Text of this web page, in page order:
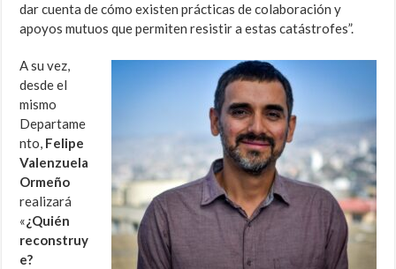
dar cuenta de cómo existen prácticas de colaboración y
apoyos mutuos que permiten resistir a estas catástrofes”.
A su vez,
desde el
mismo
Departame
nto, Felipe
Valenzuela
Ormeño
realizará
«¿Quién
reconstruy
e?